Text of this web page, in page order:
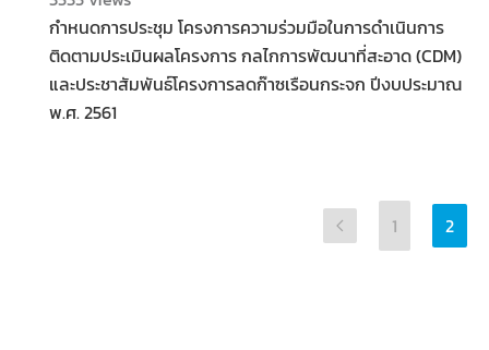
กำหนดการประชุม โครงการความร่วมมือในการดำเนินการ
ติดตามประเมินผลโครงการ กลไกการพัฒนาที่สะอาด (CDM)
และประชาสัมพันธ์โครงการลดก๊าซเรือนกระจก ปีงบประมาณ
พ.ศ. 2561
1 2